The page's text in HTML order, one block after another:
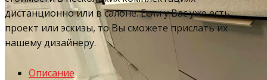
дистанционно или в салоне. Если у Вас уже есть
проект или эскизы, то Вы сможете прислать их
нашему дизайнеру.
Описание